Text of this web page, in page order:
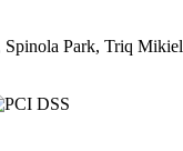
Spinola Park, Triq Mikiel